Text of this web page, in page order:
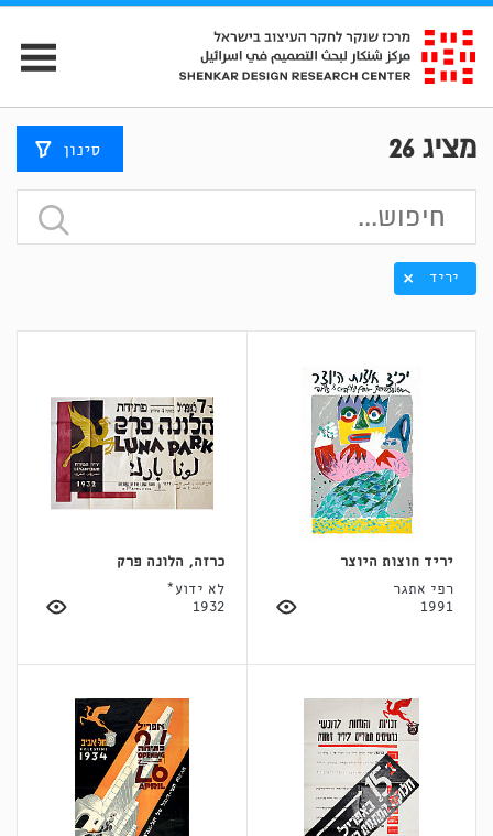
מציג26 סינון
יריד
יריד חוצות היוצר
רפי אתגר
1991
כרזה, הלונה פרק
לא ידוע*
1932